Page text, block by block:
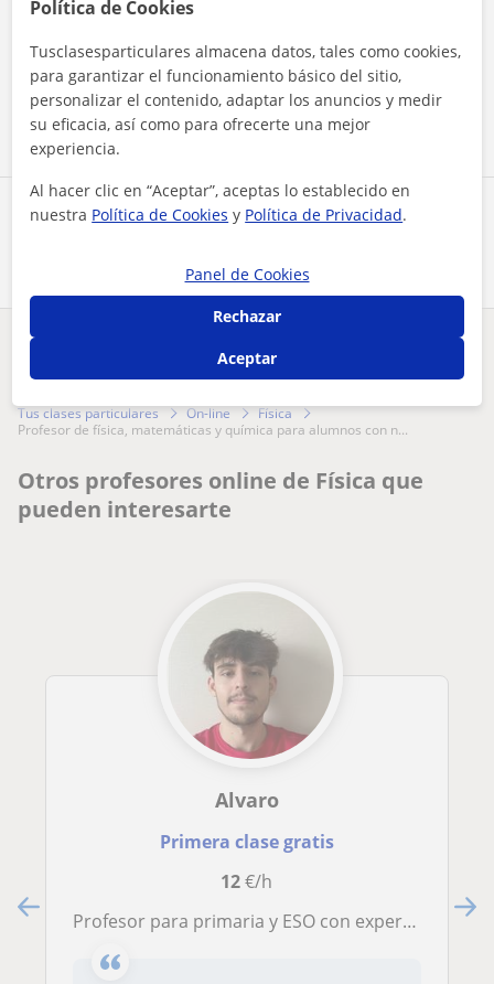
Comparte a este profesor
Contactar ahora
¿Hay algún error en este perfil?
Tus clases particulares On-line
Física
profesor de física, matemáticas y química para alumnos con n...
Otros profesores online de Física que
pueden interesarte
Alvaro
Primera clase gratis
12€/h
Profesor para primaria y ESO con experiencia previa
Política de Cookies
Tusclasesparticulares almacena datos, tales como cookies,
para garantizar el funcionamiento básico del sitio,
personalizar el contenido, adaptar los anuncios y medir
su eficacia, así como para ofrecerte una mejor
experiencia.
Al hacer clic en “Aceptar”, aceptas lo establecido en
nuestra Política de Cookies y Política de Privacidad.
Panel de Cookies
Rechazar
Aceptar